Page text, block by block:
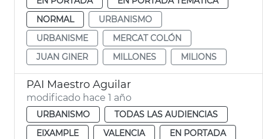
NORMAL
URBANISMO
URBANISME
MERCAT COLÓN
JUAN GINER
MILLONES MILIONS
PAI Maestro Aguilar
modificado hace 1 año
URBANISMO
TODAS LAS AUDIENCIAS
EIXAMPLE
VALENCIA
EN PORTADA